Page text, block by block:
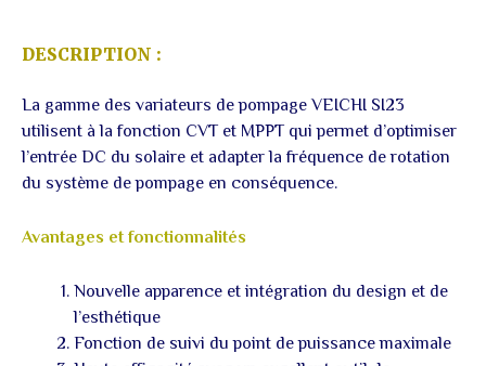
3PH/
380V
DESCRIPTION :
La gamme des variateurs de pompage VEICHI SI23
utilisent à la fonction CVT et MPPT qui permet d’optimiser
l’entrée DC du solaire et adapter la fréquence de rotation
du système de pompage en conséquence.
Avantages et fonctionnalités
Nouvelle apparence et intégration du design et de
l’esthétique
Fonction de suivi du point de puissance maximale